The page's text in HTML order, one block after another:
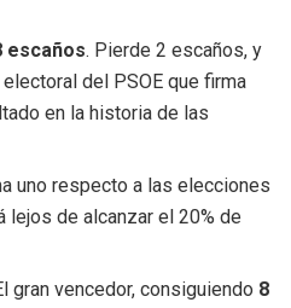
escaños. Pierde 2 escaños, y
del PSOE que firma
en la historia de las
uno respecto a las elecciones
lejos de alcanzar el 20% de
gran vencedor, consiguiendo 8